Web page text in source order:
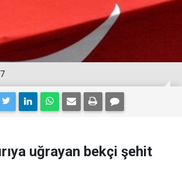
uğrayan bekçi şehit